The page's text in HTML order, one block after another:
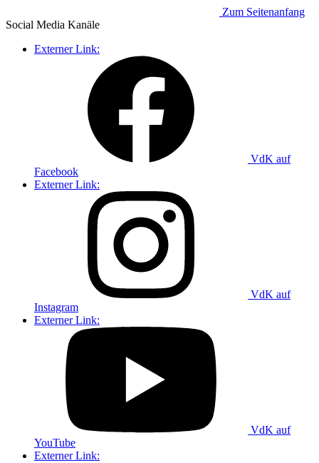
Zum Seitenanfang
Social Media Kanäle
Externer Link:
VdK auf
Facebook
Externer Link:
VdK auf
Instagram
Externer Link:
VdK auf
YouTube
Externer Link: